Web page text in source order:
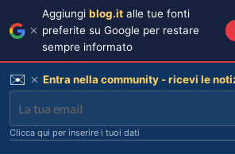
Aggiungi blog.it alle tue fonti
preferite su Google per restare
sempre informato
✉️ Entra nella community - ricevi le
Clicca qui per inserire i tuoi dati